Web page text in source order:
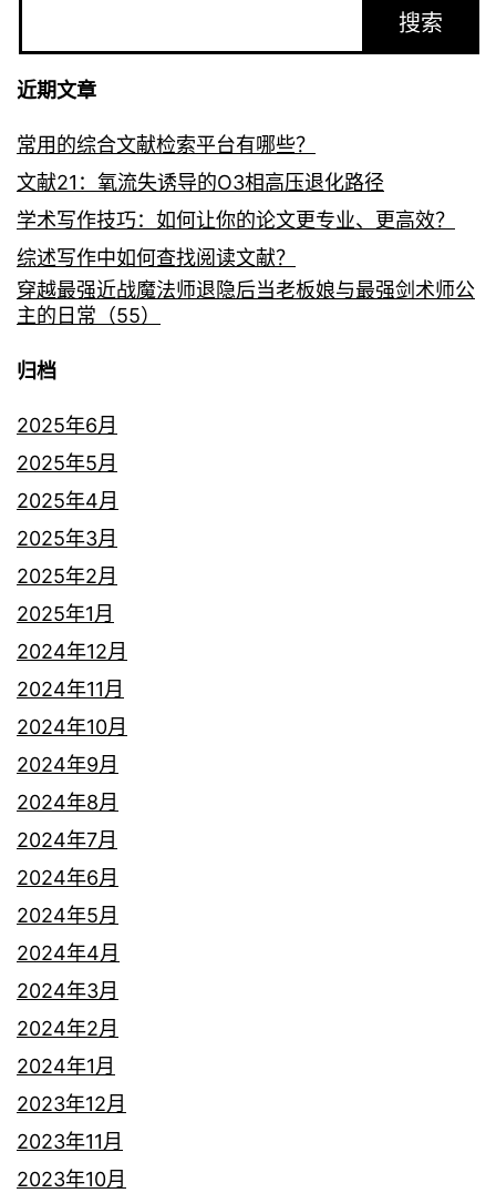
搜索
近期文章
常用的综合文献检索平台有哪些？
文献21：氧流失诱导的O3相高压退化路径
学术写作技巧：如何让你的论文更专业、更高效？
综述写作中如何查找阅读文献？
穿越最强近战魔法师退隐后当老板娘与最强剑术师公
主的日常（55）
归档
2025年6月
2025年5月
2025年4月
2025年3月
2025年2月
2025年1月
2024年12月
2024年11月
2024年10月
2024年9月
2024年8月
2024年7月
2024年6月
2024年5月
2024年4月
2024年3月
2024年2月
2024年1月
2023年12月
2023年11月
2023年10月